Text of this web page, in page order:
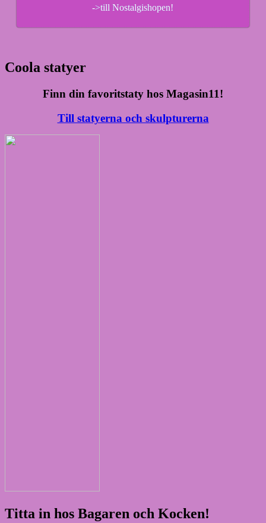
->till Nostalgishopen!
Coola statyer
Finn din favoritstaty hos Magasin11!
Till statyerna och skulpturerna
Titta in hos Bagaren och Kocken!